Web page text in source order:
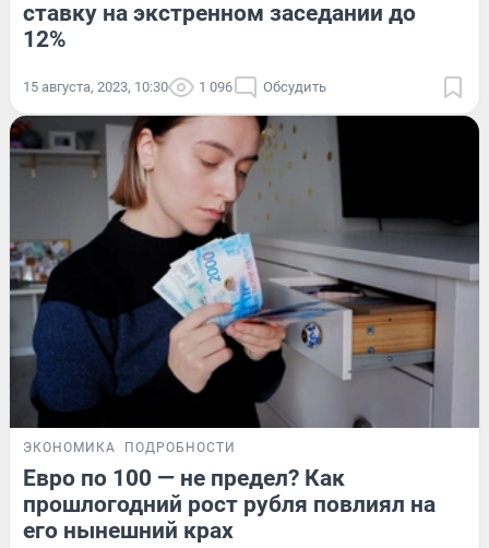
ставку на экстренном заседании до
12%
15 августа, 2023, 10:30 1 096 Обсудить
ЭКОНОМИКА ПОДРОБНОСТИ
Евро по 100 — не предел? Как
прошлогодний рост рубля повлиял на
его нынешний крах